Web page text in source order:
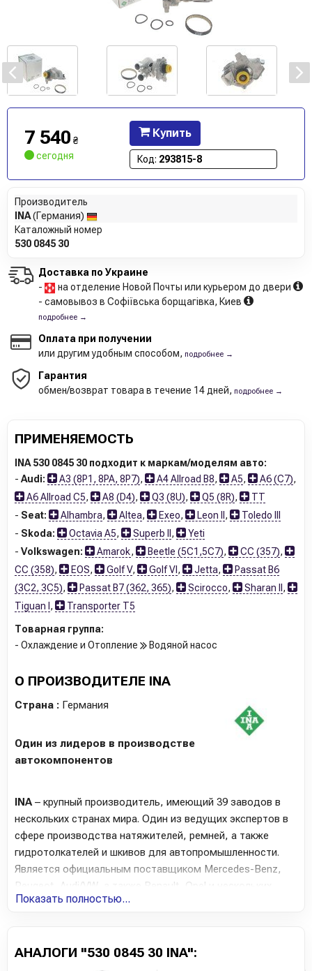
7 540 ₴
сегодня
Купить
Код: 293815-8
Производитель
INA(Германия)
Каталожный номер
530 0845 30
Доставка по Украине
-
на отделение Новой Почты или курьером до двери
- самовывоз в Софіївська борщагівка, Киев
подробнее →
Оплата при получении
или другим удобным способом, подробнее →
Гарантия
обмен/возврат товара в течение 14 дней, подробнее →
ПРИМЕНЯЕМОСТЬ
INA 530 0845 30 подходит к маркам/моделям авто:
- Audi: A3 (8P1, 8PA, 8P7), A4 Allroad B8, A5, A6 (C7),
A6 Allroad C5, A8 (D4), Q3 (8U), Q5 (8R),
TT
- Seat: Alhambra, Altea, Exeo, Leon II ,
Toledo III
- Skoda: Octavia A5, Superb II ,
Yeti
- Volkswagen: Amarok, Beetle (5C1,5C7), CC (357),
CC (358), EOS, Golf V, Golf VI , Jetta,
Passat B6
(3C2, 3C5), Passat B7 (362, 365), Scirocco, Sharan II ,
Tiguan I , Transporter T5
Товарная группа:
- Охлаждение и Отопление
Водяной насос
О ПРОИЗВОДИТЕЛЕ INA
Страна : Германия
Один из лидеров в производстве
автокомпонентов
INA– крупный производитель, имеющий 39 заводов в
нескольких странах мира. Один из ведущих экспертов в
сфере производства натяжителей, ремней, а также
гидротолкателей и шкивов для автопромышленности.
Является официальным поставщиком Mercedes-Benz,
Peugeot, Audi/VW, а также Renault, Opel и нескольких
других концернов. Имеет сертификат корпорации Toyota
Показать полностью...
АНАЛОГИ "530 0845 30 INA":